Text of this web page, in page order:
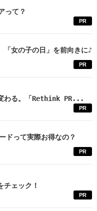
って？
PR
「女の子の日」を前向きに♪
PR
わる。「Rethink PR...
PR
ドって実際お得なの？
PR
チェック！
PR